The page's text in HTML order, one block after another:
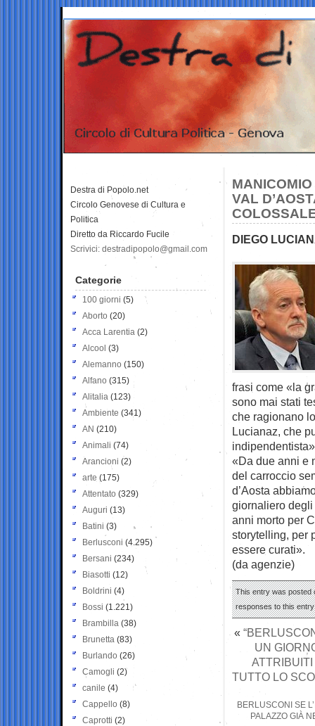
VAL
DIEGO
frasi come «la
sono mai stati
che ragionano
Lucianaz, che
«Da due anni e
del carroccio
d’Aosta
giornaliero
anni morto per
storytelling, per
essere curati».
(da agenzie)
This entry was posted
responses to this
«
UN
ATTRIBUITI
TUTTO LO
BERLUSCONI SE
PALAZZO GIÀ
Destra di Popolo.net
Circolo Genovese di Cultura e
Politica
Diretto da Riccardo Fucile
Scrivici: destradipopolo@gmail.com
Categorie
100 giorni (5)
Aborto (20)
Acca Larentia (2)
Alcool (3)
Alemanno (150)
Alfano (315)
Alitalia (123)
Ambiente (341)
AN (210)
Animali (74)
Arancioni (2)
arte (175)
Attentato (329)
Auguri (13)
Batini (3)
Berlusconi (4.295)
Bersani (234)
Biasotti (12)
Boldrini (4)
Bossi (1.221)
Brambilla (38)
Brunetta (83)
Burlando (26)
Camogli (2)
canile (4)
Cappello (8)
Caprotti (2)